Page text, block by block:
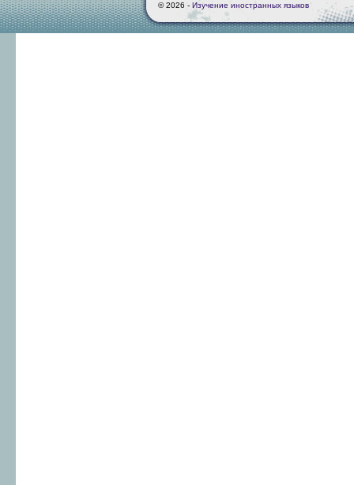
© 2026 - Изучение иностранных языков